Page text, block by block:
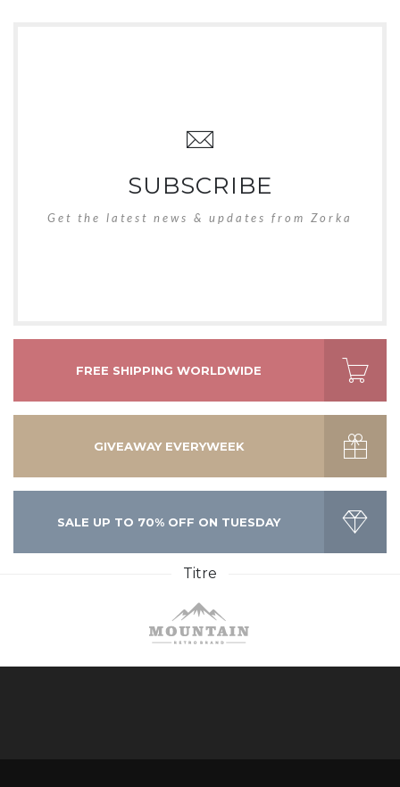
SUBSCRIBE
Get the latest news & updates from Zorka
FREE SHIPPING WORLDWIDE
GIVEAWAY EVERYWEEK
SALE UP TO 70% OFF ON TUESDAY
Titre